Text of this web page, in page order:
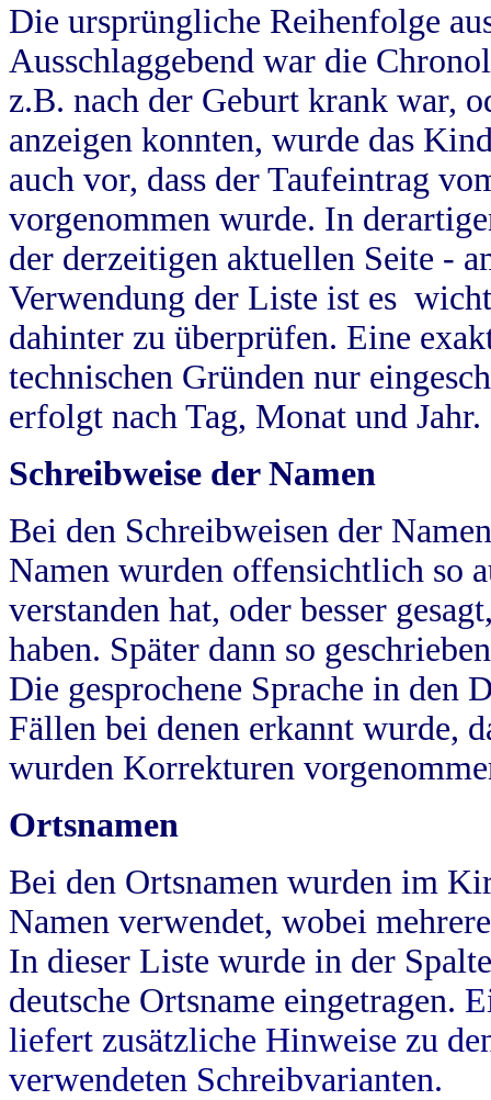
Die ursprüngliche Reihenfolge
Ausschlaggebend war die
z.B. nach der Geburt krank war,
anzeigen konnten, wurde das
auch vor, dass der Taufeintrag
vorgenommen wurde. In
der derzeitigen aktuellen Seite -
Verwendung der Liste ist es
dahinter zu überprüfen. Eine
technischen Gründen nur
erfolgt nach Tag, Monat und Jahr.
Schreibweise der Namen
Bei den Schreibweisen der
Namen wurden offensichtlich so
verstanden hat, oder besser
haben. Später dann so
Die gesprochene Sprache in
Fällen bei denen erkannt wurde,
wurden Korrekturen
Ortsnamen
Bei den Ortsnamen wurden im
Namen verwendet, wobei
In dieser Liste wurde in der
deutsche Ortsname eingetragen.
liefert zusätzliche Hinweise zu
verwendeten Schreibvarianten.